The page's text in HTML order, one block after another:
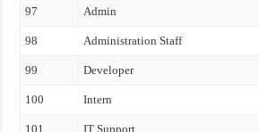
97 Admin
98 Administration Staff
99 Developer
100 Intern
101 IT Support